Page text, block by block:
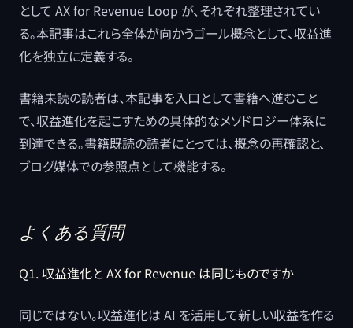
として AX for Revenue Loop が、それぞれ整理されてい
る。本記事はこれら全体が向かうゴール概念として、収益進
化を独立に定義する。
書籍未読の読者は、本記事を入口として書籍へ進むこと
で、収益進化を起こすための具体的なメソドロジー体系に
到達できる。書籍既読の読者にとっては、概念の再確認と、
ブログ媒体での参照点として機能する。
よくある質問
Q1. 収益進化と AX for Revenue は同じものですか
同じではない。収益進化は AI を活用して新しい収益を作る